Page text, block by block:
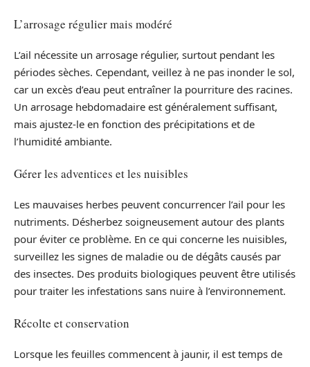
L’arrosage régulier mais modéré
L’ail nécessite un arrosage régulier, surtout pendant les
périodes sèches. Cependant, veillez à ne pas inonder le sol,
car un excès d’eau peut entraîner la pourriture des racines.
Un arrosage hebdomadaire est généralement suffisant,
mais ajustez-le en fonction des précipitations et de
l’humidité ambiante.
Gérer les adventices et les nuisibles
Les mauvaises herbes peuvent concurrencer l’ail pour les
nutriments. Désherbez soigneusement autour des plants
pour éviter ce problème. En ce qui concerne les nuisibles,
surveillez les signes de maladie ou de dégâts causés par
des insectes. Des produits biologiques peuvent être utilisés
pour traiter les infestations sans nuire à l’environnement.
Récolte et conservation
Lorsque les feuilles commencent à jaunir, il est temps de